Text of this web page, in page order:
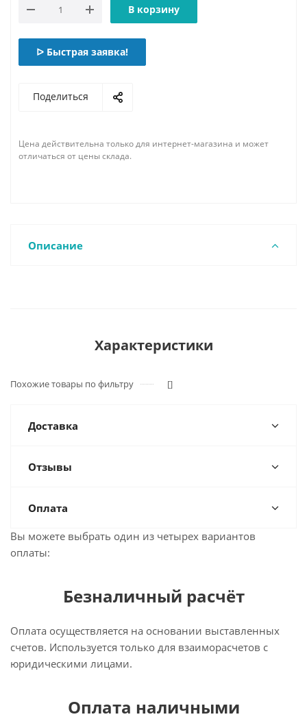
В корзину
ᐅ Быстрая заявка!
Поделиться
Цена действительна только для интернет-магазина и может
отличаться от цены склада.
Описание
Характеристики
Похожие товары по фильтру []
Доставка
Отзывы
Оплата
Вы можете выбрать один из четырех вариантов
оплаты:
Безналичный расчёт
Оплата осуществляется на основании выставленных
счетов. Используется только для взаиморасчетов с
юридическими лицами.
Оплата наличными